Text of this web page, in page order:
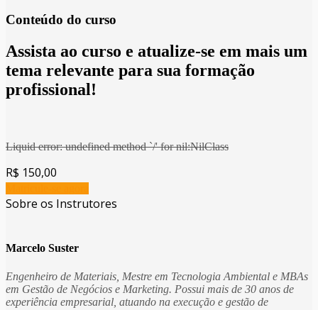
Conteúdo do curso
Assista ao curso e atualize-se em mais um
tema relevante para sua formação
profissional!
Liquid error: undefined method `/' for nil:NilClass
R$ 150,00
Sobre os Instrutores
Marcelo Suster
Engenheiro de Materiais, Mestre em Tecnologia Ambiental e MBAs
em Gestão de Negócios e Marketing. Possui mais de 30 anos de
experiência empresarial, atuando na execução e gestão de